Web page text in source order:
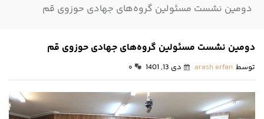
دومین نشست مسئولین گروه‌های جهادی حوزوی قم
دومین نشست مسئولین گروه‌های جهادی حوزوی قم
توسط arash erfan دی 13, 1401 ۰